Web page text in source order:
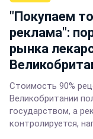
"Покупаем
реклама":
рынка
Стоимость 90%
Великобритании
государством, а
контролируется,